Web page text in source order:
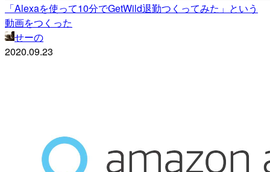
「Alexaを使って10分でGetWild退勤つくってみた」という
動画をつくった
せーの
2020.09.23